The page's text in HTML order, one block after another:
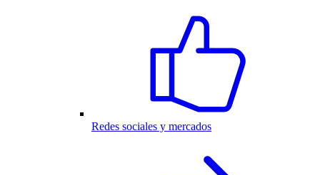
Redes sociales y mercados